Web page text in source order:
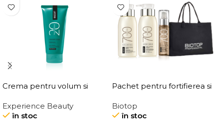
Crema pentru volum si
Elgon 20 Volumizing
Thickening Cream
Experience Beauty
în stoc
Pachet pentru fortifierea si
Biotop
în stoc